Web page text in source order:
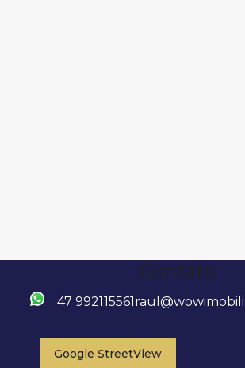
Contato
47 992115561
Google StreetView